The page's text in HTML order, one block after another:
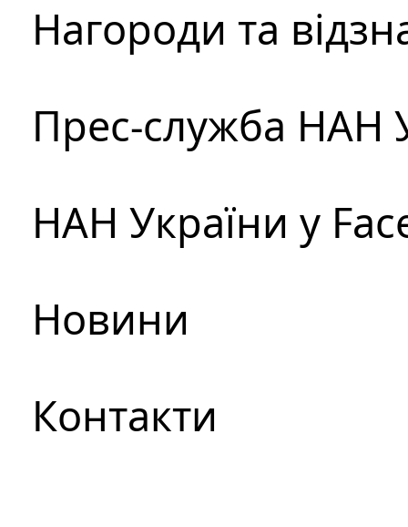
Нагороди та
Прес-служба НАН
НАН України у
Новини
Контакти